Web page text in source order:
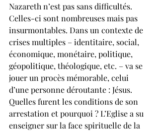
Nazareth n’est pas sans difficultés.
Celles-ci sont nombreuses mais pas
insurmontables. Dans un contexte de
crises multiples – identitaire, social,
économique, monétaire, politique,
géopolitique, théologique, etc. – va se
jouer un procès mémorable, celui
d’une personne déroutante : Jésus.
Quelles furent les conditions de son
arrestation et pourquoi ? L’Eglise a su
enseigner sur la face spirituelle de la